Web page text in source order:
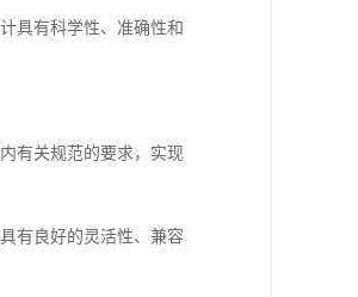
具有科学性、准确性和
有关规范的要求，实现
有良好的灵活性、兼容